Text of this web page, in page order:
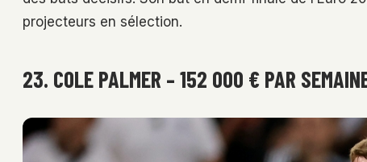
projecteurs en sélection.
23. COLE PALMER – 152 000 € PAR